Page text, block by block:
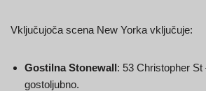
Vključujoča scena New Yorka vključuje:
Gostilna Stonewall: 53 Christopher St
gostoljubno.